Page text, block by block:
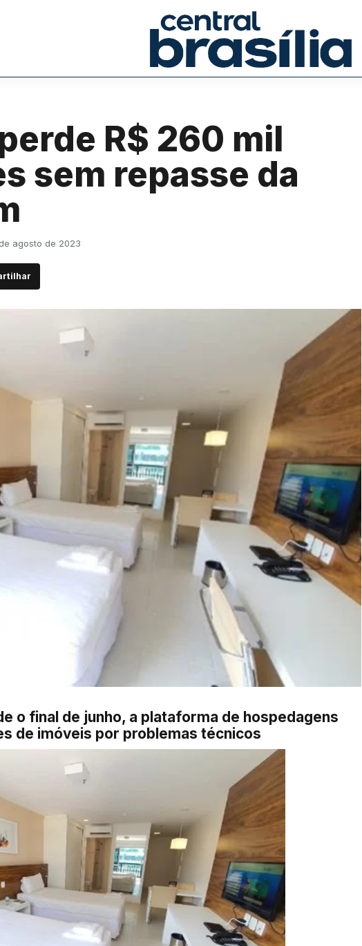
R$ 260 mil
sem repasse da
agosto de 2023
o final de junho, a plataforma de hospedagens
de imóveis por problemas técnicos